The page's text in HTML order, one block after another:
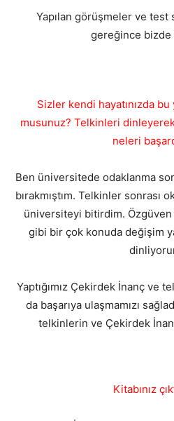
Yapılan görüşmeler ve test
gereğince bizde
Sizler kendi hayatınızda
musunuz? Telkinleri
neleri
Ben üniversitede odaklanma
bırakmıştım. Telkinler sonrası
üniversiteyi bitirdim.
gibi bir çok konuda değişim
Yaptığımız Çekirdek İnanç ve
da başarıya ulaşmamızı
telkinlerin ve Çekirdek
Kitabınız